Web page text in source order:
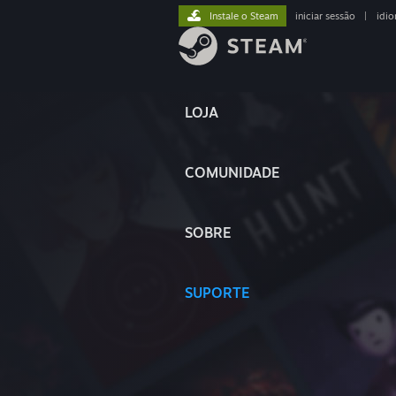
LOJA
COMUNIDADE
SOBRE
SUPORTE
Instale o Steam iniciar sessão